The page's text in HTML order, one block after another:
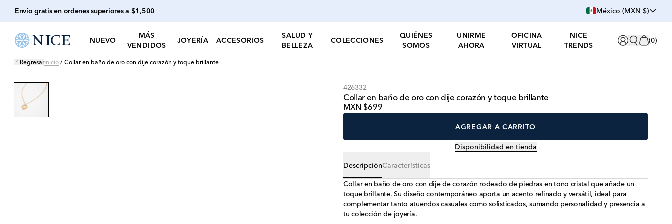
Envío gratis en ordenes superiores a $1,500 México (MXN $)
NUEVO
MÁS
VENDIDOS
JOYERÍA ACCESORIOS
SALUD Y
BELLEZA
COLECCIONES
QUIÉNES
SOMOS
UNIRME
AHORA
OFICINA
VIRTUAL
NICE
TRENDS
(0)
RegresarInicio / Collar en baño de oro con dije corazón y toque brillante
426332
Collar en baño de oro con dije corazón y toque brillante
MXN $699
AGREGAR A CARRITO
Disponibilidad en tienda
DescripciónCaracterísticas
Collar en baño de oro con dije de corazón rodeado de piedras en tono cristal que añade un
toque brillante. Su diseño contemporáneo aporta un acento refinado y versátil, ideal para
complementar tanto atuendos casuales como sofisticados, sumando personalidad y presencia a
tu colección de joyería.